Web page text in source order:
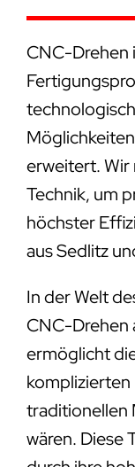
CNC-Drehen
erweitert.
Technik, um
höchster
aus Sedlitz
In der Welt
CNC-Drehen
ermöglicht
traditionellen
wären. Diese